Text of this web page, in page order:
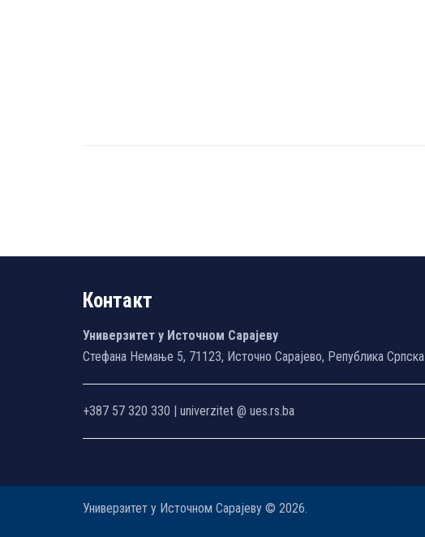
Контакт
Универзитет у Источном Сарајеву
Стефана Немање 5, 71123, Источно Сарајево, Република Српска
+387 57 320 330 | univerzitet @ ues.rs.ba
Универзитет у Источном Сарајеву © 2026.